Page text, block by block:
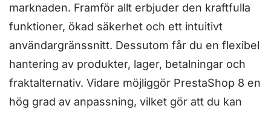
marknaden. Framför allt erbjuder den kraftfulla
funktioner, ökad säkerhet och ett intuitivt
användargränssnitt. Dessutom får du en flexibel
hantering av produkter, lager, betalningar och
fraktalternativ. Vidare möjliggör PrestaShop 8 en
hög grad av anpassning, vilket gör att du kan